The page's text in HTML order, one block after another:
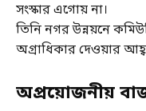
সংস্কার এগোয় না।
তিনি নগর উন্নয়নে
অগ্রাধিকার দেওয়ার
অপ্রয়োজনীয়